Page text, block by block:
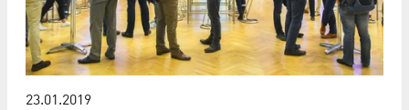
23.01.2019